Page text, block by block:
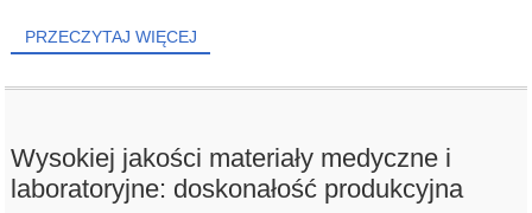
PRZECZYTAJ WIĘCEJ
Wysokiej jakości materiały medyczne i
laboratoryjne: doskonałość produkcyjna